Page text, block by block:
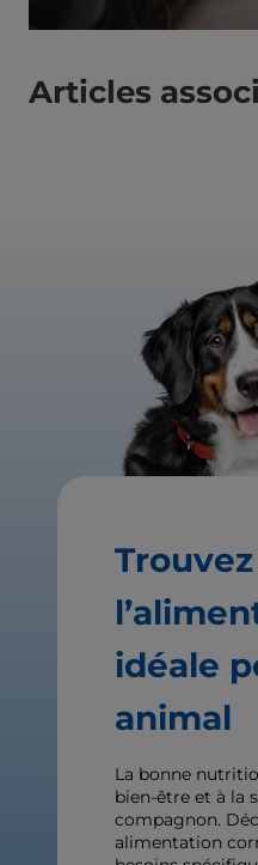
Articles
Trouvez
idéale
animal
La bonne
bien-être et à la
compagnon.
alimentation